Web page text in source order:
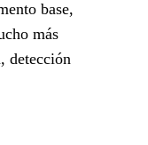
base,
más
detección